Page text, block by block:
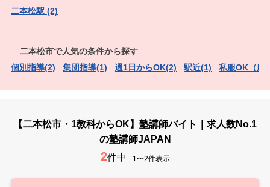
二本松駅 (2)
二本松市で人気の条件から探す
個別指導(2)
集団指導(1) 週1日からOK(2) 駅近(1) 私服OK（服
【二本松市・1教科からOK】塾講師バイト｜求人数No.1
の塾講師JAPAN
2件中 1〜2件表示